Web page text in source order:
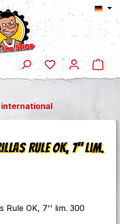
Rule OK, 7'' lim.